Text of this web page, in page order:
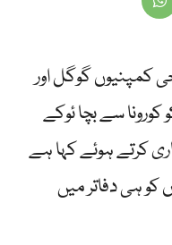
کمپنیوں گوگل اور
سے بچا ئوکے
کرتے ہوئے کہا ہے
ہی دفاتر میں